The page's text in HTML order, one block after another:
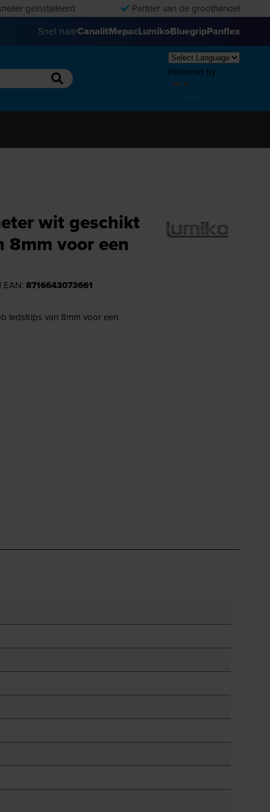
geïnstalleerd Partner van de groothandel
Snel naarCanalitMepacLumikoBluegripPanflex
Powered by
wit geschikt
8mm voor een
EAN: 8716643073661
ledstrips van 8mm voor een